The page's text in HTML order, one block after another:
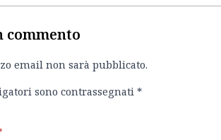
commento
email non sarà pubblicato.
sono contrassegnati *